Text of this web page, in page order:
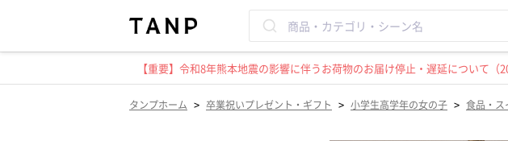
【重要】令和8年熊本地震の影響に伴うお荷物のお届け停止・遅延について（
タンプホーム > 卒業祝いプレゼント・ギフト > 小学生高学年の女の子 > 食品・ス